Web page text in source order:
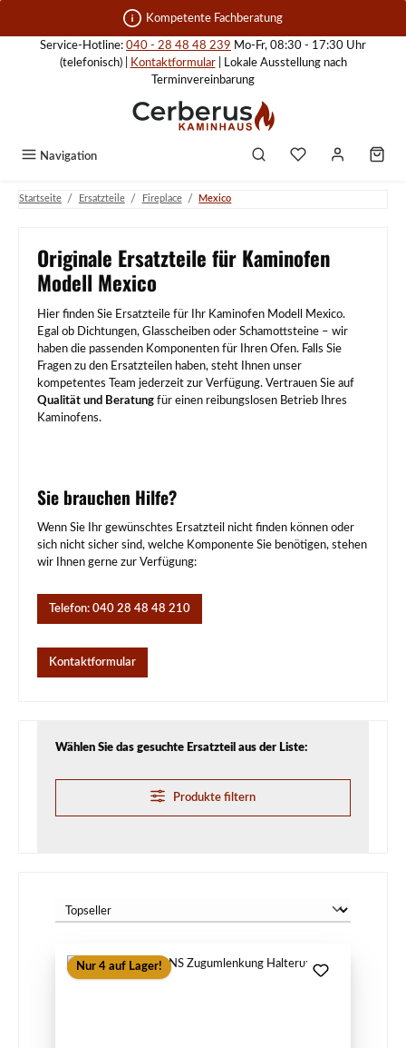
Zum Hauptinhalt springen Kompetente Fachberatung
Service-Hotline: 040 - 28 48 48 239 Mo-Fr, 08:30 - 17:30 Uhr
(telefonisch) |
Kontaktformular| Lokale Ausstellung nach
Terminvereinbarung
Navigation
Startseite / Ersatzteile / Fireplace / Mexico
Originale Ersatzteile für Kaminofen
Modell Mexico
Hier finden Sie Ersatzteile für Ihr Kaminofen Modell Mexico.
Egal ob Dichtungen, Glasscheiben oder Schamottsteine – wir
haben die passenden Komponenten für Ihren Ofen. Falls Sie
Fragen zu den Ersatzteilen haben, steht Ihnen unser
kompetentes Team jederzeit zur Verfügung. Vertrauen Sie auf
Qualität und Beratung für einen reibungslosen Betrieb Ihres
Kaminofens.
Sie brauchen Hilfe?
Wenn Sie Ihr gewünschtes Ersatzteil nicht finden können oder
sich nicht sicher sind, welche Komponente Sie benötigen, stehen
wir Ihnen gerne zur Verfügung:
Telefon: 040 28 48 48 210
Kontaktformular
Wählen Sie das gesuchte Ersatzteil aus der Liste:
Produkte filtern
Nur 4 auf Lager!